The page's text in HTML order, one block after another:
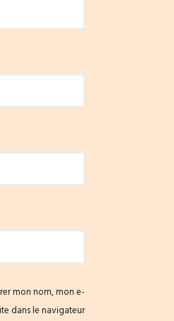
mon nom, mon e-
dans le navigateur